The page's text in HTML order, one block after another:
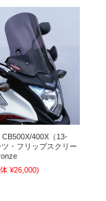
CB500X/400X（13-
・フリップスクリー
¥26,000)